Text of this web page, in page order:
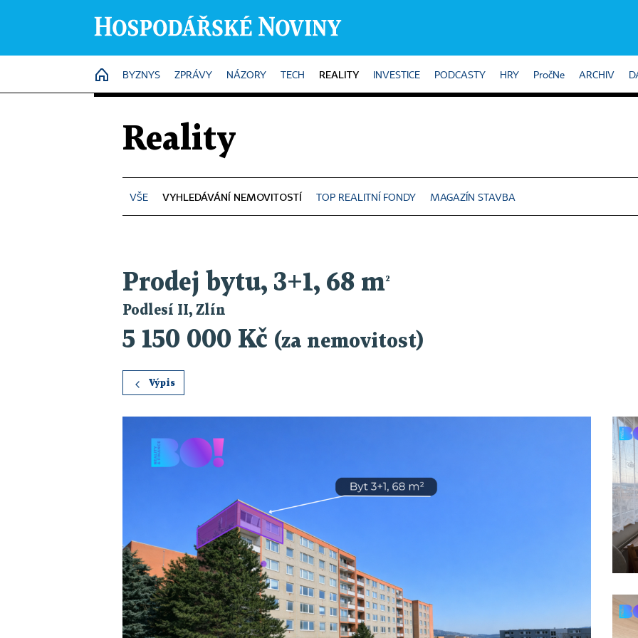
HOME
BYZNYS ZPRÁVY NÁZORY TECH REALITY INVESTICE PODCASTY HRY PročNe ARCHIV
Reality
VYHLEDÁVÁNÍ NEMOVITOSTÍ TOP REALITNÍ FONDY MAGAZÍN STAVBA
Prodej bytu, 3+1, 68 m2
Podlesí II, Zlín
5 150 000 Kč (za nemovitost)
Výpis